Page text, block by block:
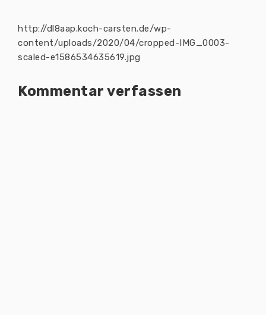
http://dl8aap.koch-carsten.de/wp-
content/uploads/2020/04/cropped-IMG_0003-
scaled-e1586534635619.jpg
Kommentar verfassen